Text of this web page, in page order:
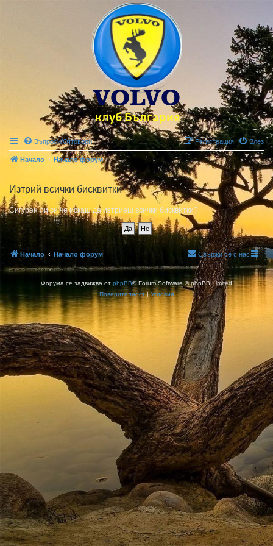
Въпроси/Отговори Влез
Регистрация
Начало Начало форум
Изтрий всички бисквитки
Сигурен ли си че искаш да изтриеш всички бисквитки?
Начало Начало форум Свържи се с нас
Форума се задвижва от phpBB® Forum Software © phpBB Limited
Поверителност|Условия